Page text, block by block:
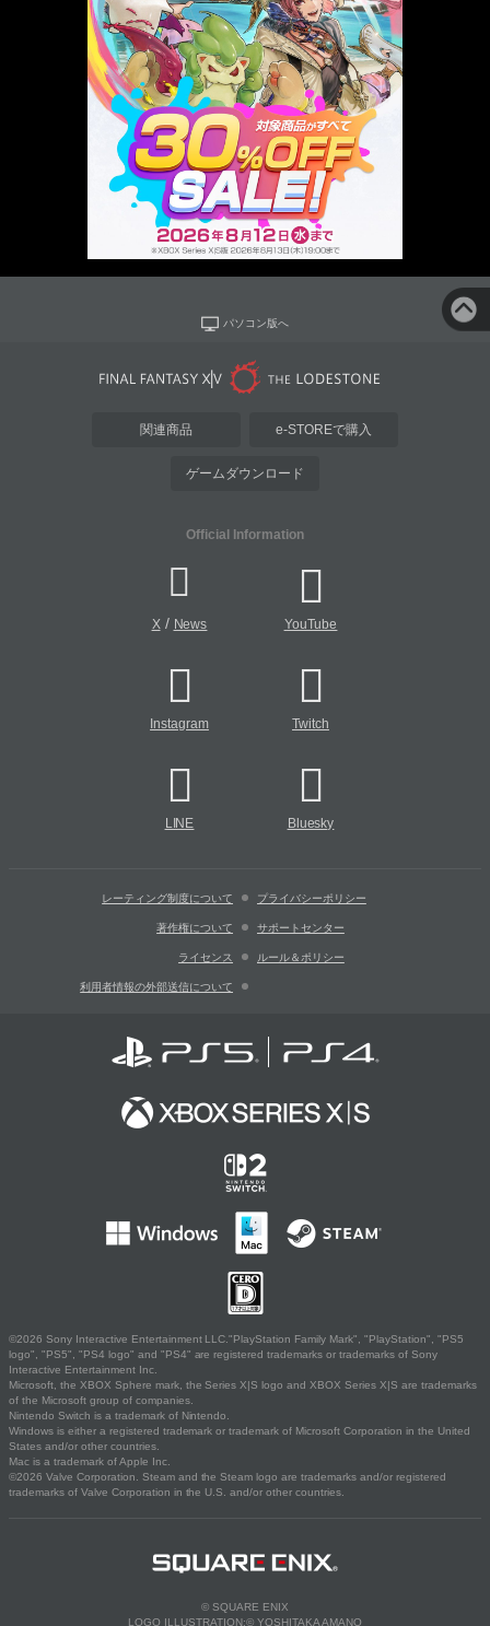
パソコン版へ
関連商品 e-STOREで購入
ゲームダウンロード
Official Information
X/ News YouTube
Instagram Twitch
LINE Bluesky
レーティング制度について プライバシーポリシー
著作権について サポートセンター
ライセンス ルール＆ポリシー
利用者情報の外部送信について
©2026 Sony Interactive Entertainment LLC."PlayStation Family Mark", "PlayStation", "PS5
logo", "PS5", "PS4 logo" and "PS4" are registered trademarks or trademarks of Sony
Interactive Entertainment Inc.
Microsoft, the XBOX Sphere mark, the Series X|S logo and XBOX Series X|S are trademarks
of the Microsoft group of companies.
Nintendo Switch is a trademark of Nintendo.
Windows is either a registered trademark or trademark of Microsoft Corporation in the United
States and/or other countries.
Mac is a trademark of Apple Inc.
©2026 Valve Corporation. Steam and the Steam logo are trademarks and/or registered
trademarks of Valve Corporation in the U.S. and/or other countries.
© SQUARE ENIX
LOGO ILLUSTRATION:© YOSHITAKA AMANO